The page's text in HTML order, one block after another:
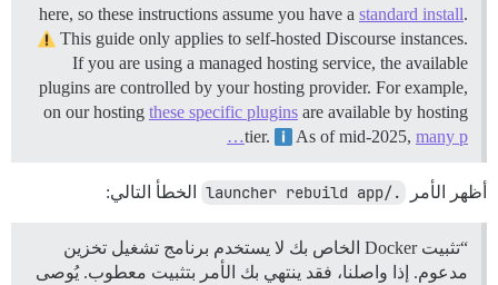
here, so these instructions assume you have a standard install.
This guide only applies to self-hosted Discourse instances.
If you are using a managed hosting service, the available
plugins are controlled by your hosting provider. For example,
on our hosting these specific plugins are available by hosting
tier.
As of mid-2025, many p…
أظهر الأمر ./launcher rebuild app الخطأ التالي:
“تثبيت Docker الخاص بك لا يستخدم برنامج تشغيل تخزين
مدعوم. إذا واصلنا، فقد ينتهي بك الأمر بتثبيت معطوب. يُوصى